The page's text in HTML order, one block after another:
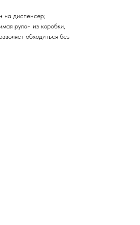
на диспенсер;
рулон из коробки,
обходиться без